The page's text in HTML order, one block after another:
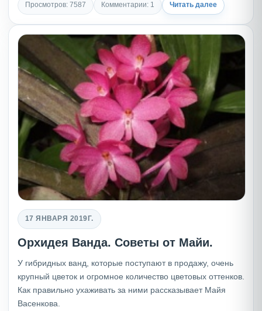
Просмотров: 7587 Комментарии: 1 Читать далее
17 ЯНВАРЯ 2019Г.
Орхидея Ванда. Советы от Майи.
У гибридных ванд, которые поступают в продажу, очень
крупный цветок и огромное количество цветовых оттенков.
Как правильно ухаживать за ними рассказывает Майя
Васенкова.